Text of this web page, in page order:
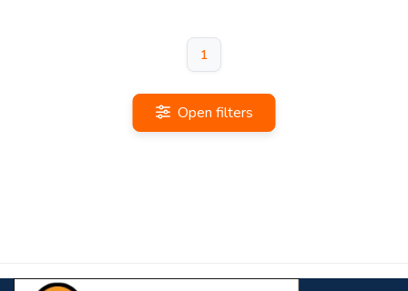
1
Open filters